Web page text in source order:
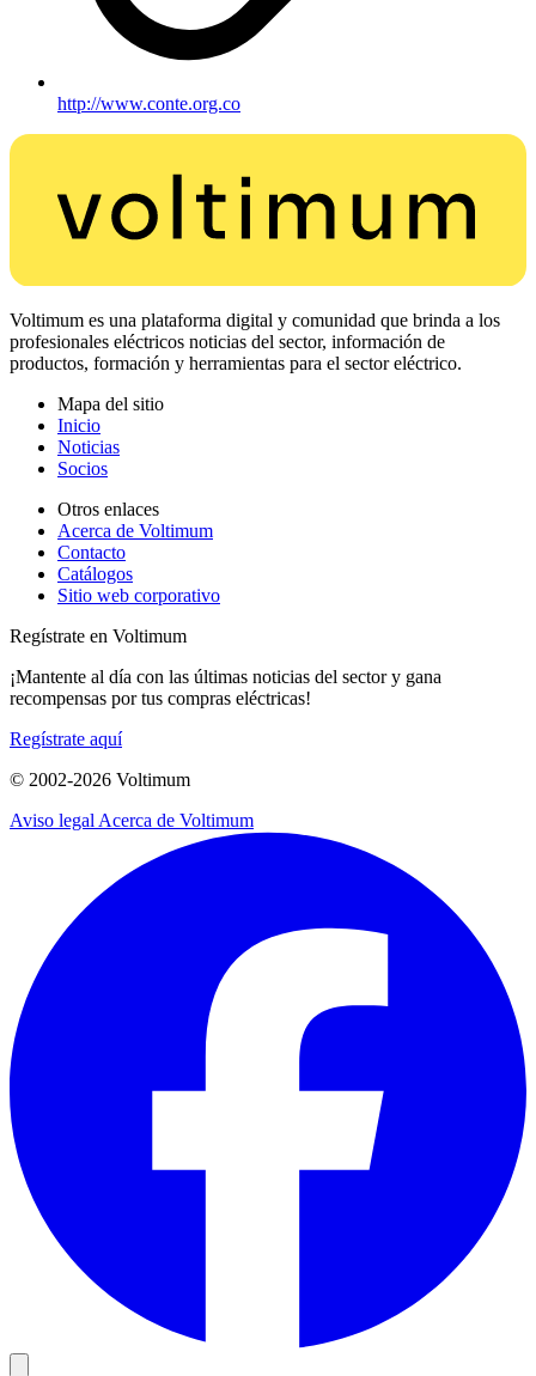
http://www.conte.org.co
Voltimum es una plataforma digital y comunidad que brinda a los
profesionales eléctricos noticias del sector, información de
productos, formación y herramientas para el sector eléctrico.
Mapa del sitio
Inicio
Noticias
Socios
Otros enlaces
Acerca de Voltimum
Contacto
Catálogos
Sitio web corporativo
Regístrate en Voltimum
¡Mantente al día con las últimas noticias del sector y gana
recompensas por tus compras eléctricas!
Regístrate aquí
© 2002-2026 Voltimum
Aviso legal Acerca de Voltimum